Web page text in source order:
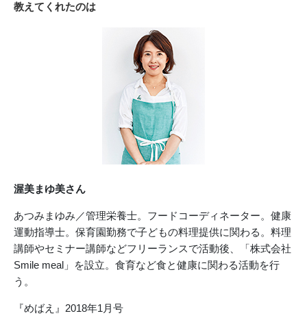
教えてくれたのは
渥美まゆ美さん
あつみまゆみ／管理栄養士。フードコーディネーター。健康
運動指導士。保育園勤務で子どもの料理提供に関わる。料理
講師やセミナー講師などフリーランスで活動後、「株式会社
Smile meal」を設立。食育など食と健康に関わる活動を行
う。
『めばえ』2018年1月号